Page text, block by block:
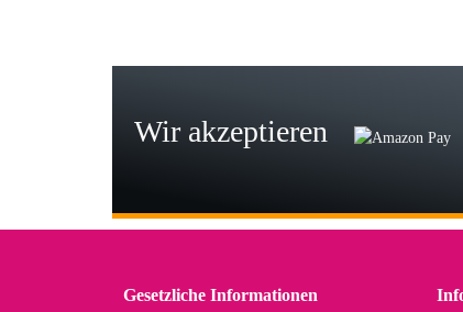
Wir akzeptieren
Gesetzliche Informationen